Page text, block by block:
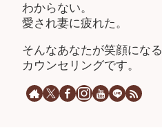
わからない。
愛され妻に疲れた。
そんなあなたが笑顔になる
カウンセリングです。